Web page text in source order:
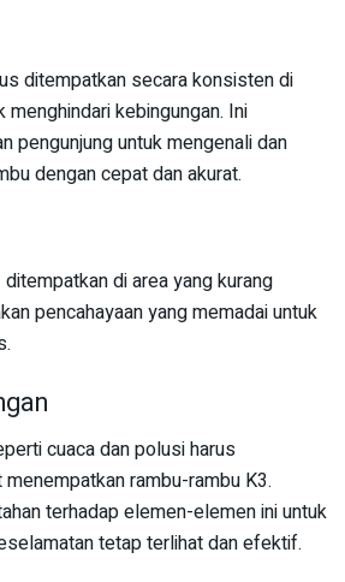
ditempatkan secara konsisten di
kebingungan. Ini
pengunjung untuk mengenali dan
dengan cepat dan akurat.
di area yang kurang
pencahayaan yang memadai untuk
cuaca dan polusi harus
rambu-rambu K3.
terhadap elemen-elemen ini untuk
tetap terlihat dan efektif.